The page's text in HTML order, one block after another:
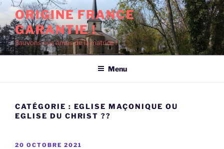
Aller
contenu
principal
ORIGINE FRANCE
GARANTIE !
Sauvons nos âmes de la matrice !
Menu
CATÉGORIE : EGLISE MAÇONIQUE OU
EGLISE DU CHRIST ??
PUBLIÉ
20 OCTOBRE 2021